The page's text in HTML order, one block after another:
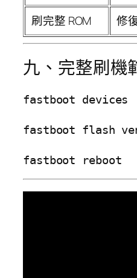
刷完整 ROM
修
九、完整刷機
fastboot devices
fastboot flash